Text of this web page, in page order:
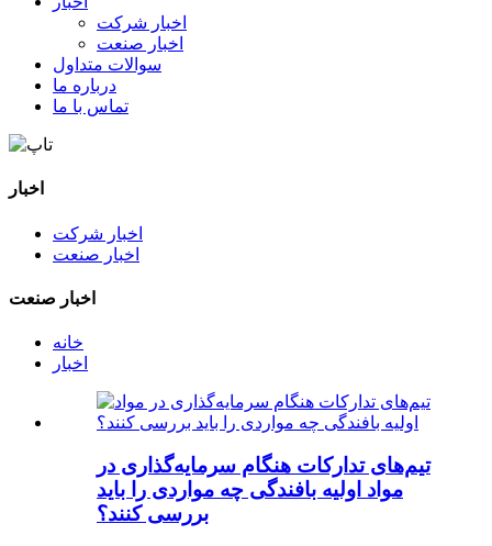
اخبار شرکت
اخبار صنعت
سوالات متداول
درباره ما
تماس با ما
اخبار
اخبار شرکت
اخبار صنعت
اخبار صنعت
خانه
اخبار
تیم‌های تدارکات هنگام سرمایه‌گذاری در
مواد اولیه بافندگی چه مواردی را باید
بررسی کنند؟